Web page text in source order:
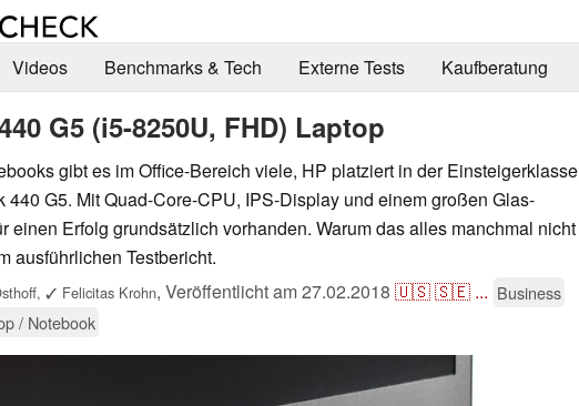
Videos Benchmarks & Tech Externe Tests Kaufberatung
G5 (i5-8250U, FHD) Laptop
gibt es im Office-Bereich viele, HP platziert in der Einsteigerklasse
440 G5. Mit Quad-Core-CPU, IPS-Display und einem großen Glas-
einen Erfolg grundsätzlich vorhanden. Warum das alles manchmal nicht
ausführlichen Testbericht.
, ✓ Felicitas Krohn, Veröffentlicht am27.02.2018 🇺🇸🇸🇪 ... Business
/ Notebook